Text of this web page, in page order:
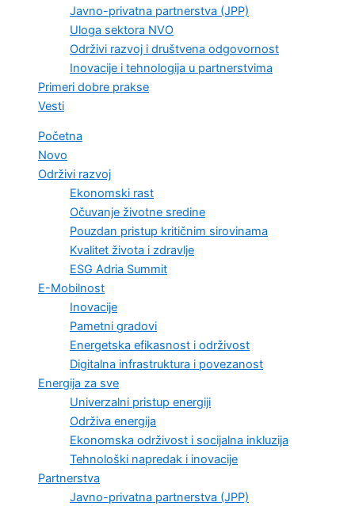
Javno-privatna partnerstva (JPP)
Uloga sektora NVO
Održivi razvoj i društvena odgovornost
Inovacije i tehnologija u partnerstvima
Primeri dobre prakse
Vesti
Početna
Novo
Održivi razvoj
Ekonomski rast
Očuvanje životne sredine
Pouzdan pristup kritičnim sirovinama
Kvalitet života i zdravlje
ESG Adria Summit
E-Mobilnost
Inovacije
Pametni gradovi
Energetska efikasnost i održivost
Digitalna infrastruktura i povezanost
Energija za sve
Univerzalni pristup energiji
Održiva energija
Ekonomska održivost i socijalna inkluzija
Tehnološki napredak i inovacije
Partnerstva
Javno-privatna partnerstva (JPP)